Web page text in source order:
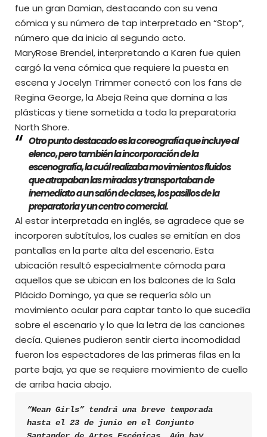
fue un gran Damian, destacando con su vena
cómica y su número de tap interpretado en “Stop”,
número que da inicio al segundo acto.
MaryRose Brendel, interpretando a Karen fue quien
cargó la vena cómica que requiere la puesta en
escena y Jocelyn Trimmer conectó con los fans de
Regina George, la Abeja Reina que domina a las
plásticas y tiene sometida a toda la preparatoria
North Shore.
Otro punto destacado es la coreografía que incluye al
elenco, pero también la incorporación de la
escenografía, la cuál realizaba movimientos fluidos
que atrapaban las miradas y transportaban de
inemediato a un salón de clases, los pasillos de la
preparatoria y un centro comercial.
Al estar interpretada en inglés, se agradece que se
incorporen subtítulos, los cuales se emitían en dos
pantallas en la parte alta del escenario. Esta
ubicación resultó especialmente cómoda para
aquellos que se ubican en los balcones de la Sala
Plácido Domingo, ya que se requería sólo un
movimiento ocular para captar tanto lo que sucedía
sobre el escenario y lo que la letra de las canciones
decía. Quienes pudieron sentir cierta incomodidad
fueron los espectadores de las primeras filas en la
parte baja, ya que se requiere movimiento de cuello
de arriba hacia abajo.
“Mean Girls” tendrá una breve temporada
hasta el 23 de junio en el Conjunto